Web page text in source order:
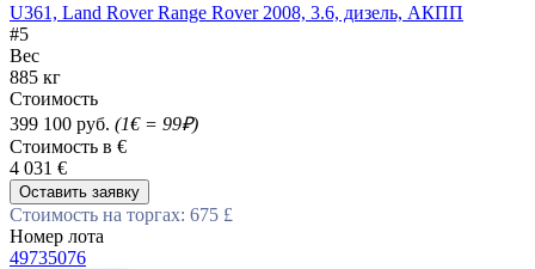
U361, Land Rover Range Rover 2008, 3.6, дизель, АКПП
#5
Вес
885 кг
Стоимость
399 100 руб. (1€ = 99₽)
Стоимость в €
4 031 €
Оставить заявку
Стоимость на торгах: 675 £
Номер лота
49735076